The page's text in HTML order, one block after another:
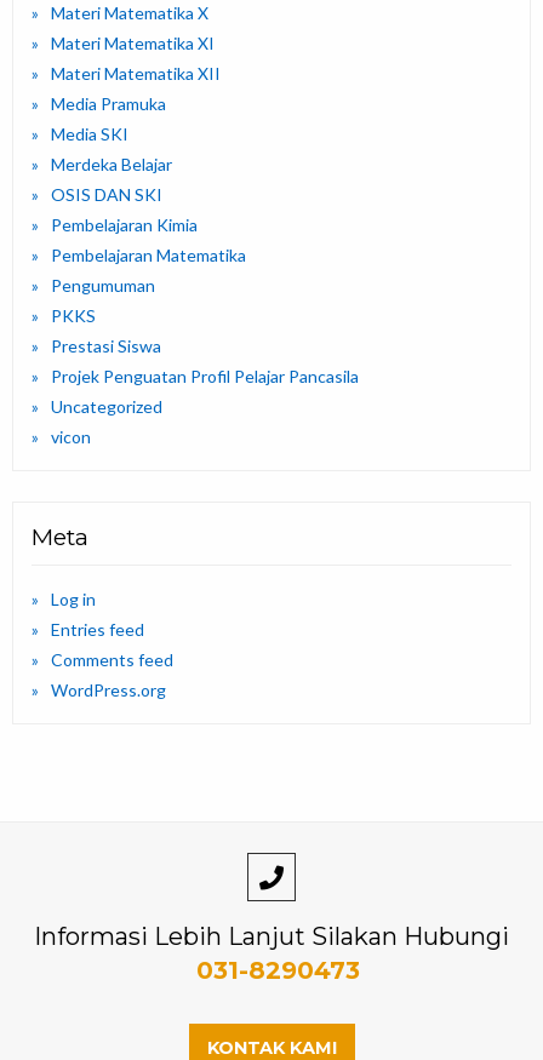
Materi Matematika X
Materi Matematika XI
Materi Matematika XII
Media Pramuka
Media SKI
Merdeka Belajar
OSIS DAN SKI
Pembelajaran Kimia
Pembelajaran Matematika
Pengumuman
PKKS
Prestasi Siswa
Projek Penguatan Profil Pelajar Pancasila
Uncategorized
vicon
Meta
Log in
Entries feed
Comments feed
WordPress.org
Informasi Lebih Lanjut Silakan Hubungi
031-8290473
KONTAK KAMI